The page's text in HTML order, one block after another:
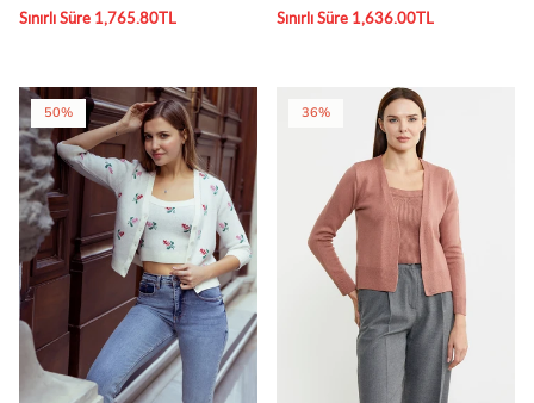
Sınırlı Süre 1,765.80TL Sınırlı Süre 1,636.00TL
50% 36%